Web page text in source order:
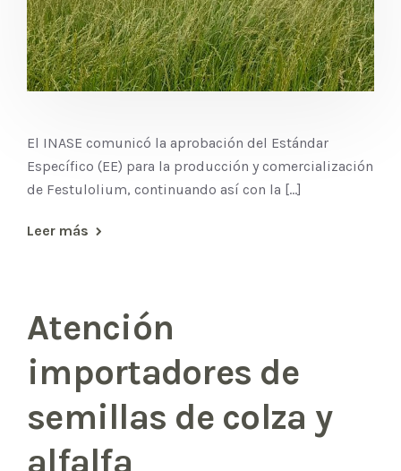
El INASE comunicó la aprobación del Estándar
Específico (EE) para la producción y comercialización
de Festulolium, continuando así con la [...]
Leer más
Atención
importadores de
semillas de colza y
alfalfa